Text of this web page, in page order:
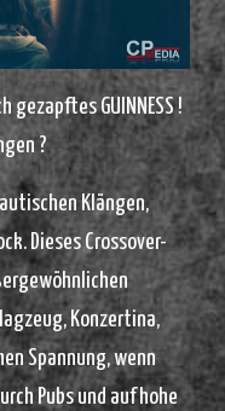
gezapftes GUINNESS !
?
Klängen,
Dieses Crossover-
Konzertina,
Spannung, wenn
Pubs und auf hohe